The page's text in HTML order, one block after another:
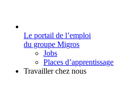
Le portail de l’emploi
du groupe Migros
Jobs
Places d’apprentissage
Travailler chez nous